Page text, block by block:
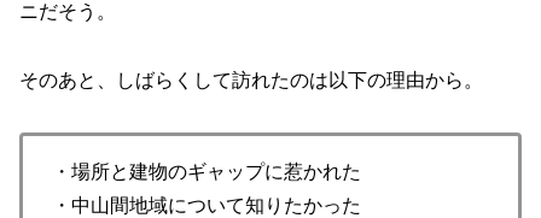
ニだそう。
そのあと、しばらくして訪れたのは以下の理由から。
・場所と建物のギャップに惹かれた
・中山間地域について知りたかった